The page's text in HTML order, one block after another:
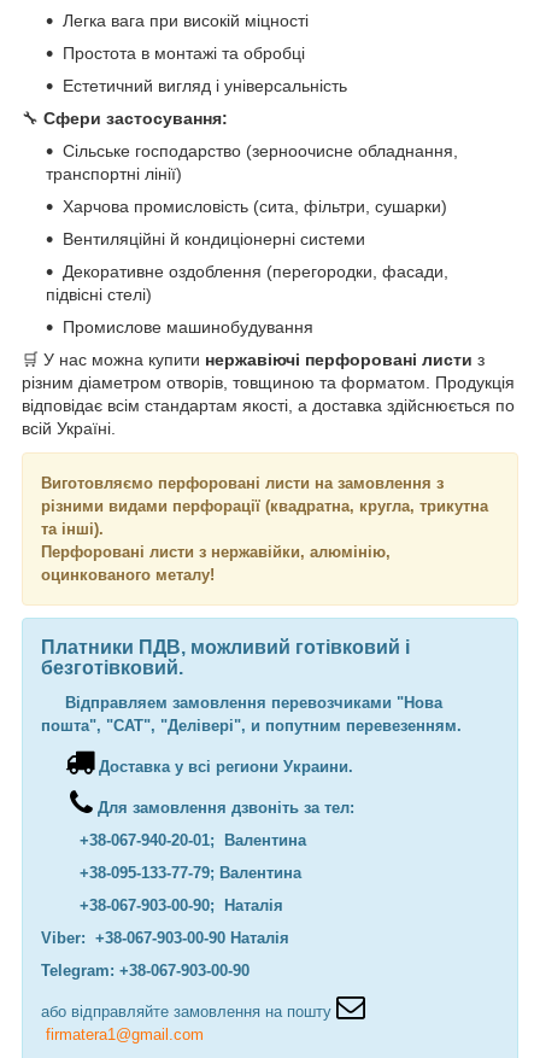
Легка вага при високій міцності
Простота в монтажі та обробці
Естетичний вигляд і універсальність
🔧 Сфери застосування:
Сільське господарство (зерноочисне обладнання,
транспортні лінії)
Харчова промисловість (сита, фільтри, сушарки)
Вентиляційні й кондиціонерні системи
Декоративне оздоблення (перегородки, фасади,
підвісні стелі)
Промислове машинобудування
🛒 У нас можна купити нержавіючі перфоровані листи з
різним діаметром отворів, товщиною та форматом. Продукція
відповідає всім стандартам якості, а доставка здійснюється по
всій Україні.
Виготовляємо перфоровані листи на замовлення з
різними видами перфорації (квадратна, кругла, трикутна
та інші).
Перфоровані листи з нержавійки, алюмінію,
оцинкованого металу!
Платники ПДВ, можливий готівковий і
безготівковий.
Відправляем замовлення перевозчиками "Нова
пошта", "САТ", "Делівері", и попутним перевезенням.
Доставка у всі региони Украини.
Для замовлення дзвоніть за тел:
+38-067-940-20-01; Валентина
+38-095-133-77-79; Валентина
+38-067-903-00-90; Наталія
Viber: +38-067-903-00-90 Наталія
Telegram: +38-067-903-00-90
або відправляйте замовлення на пошту
firmatera1@gmail.com